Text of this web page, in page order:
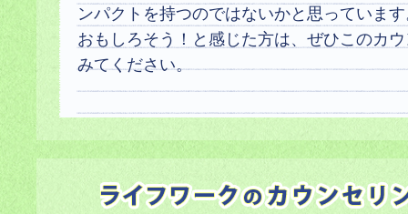
ンパクトを持つのではないかと思っていま
おもしろそう！と感じた方は、ぜひこのカ
みてください。